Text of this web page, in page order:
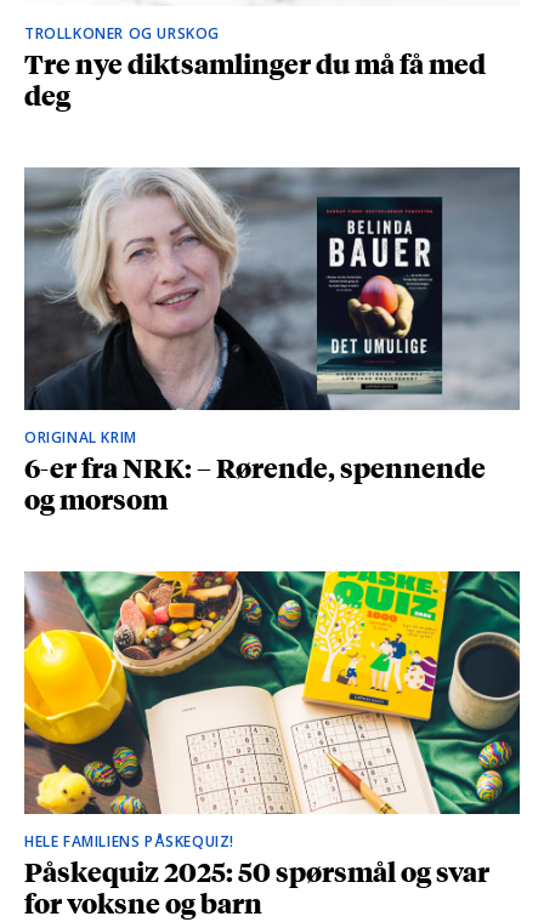
TROLLKONER OG URSKOG
Tre nye diktsamlinger du må få med
deg
ORIGINAL KRIM
6-er fra NRK: – Rørende, spennende
og morsom
HELE FAMILIENS PÅSKEQUIZ!
Påskequiz 2025: 50 spørsmål og svar
for voksne og barn